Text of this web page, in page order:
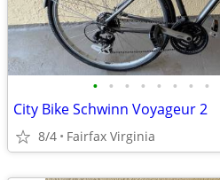
• • • • • • • •
City Bike Schwinn Voyageur 2
8/4 Fairfax Virginia